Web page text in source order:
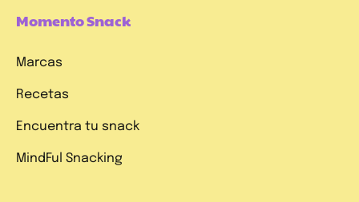
Momento Snack
Marcas
Recetas
Encuentra tu snack
MindFul Snacking